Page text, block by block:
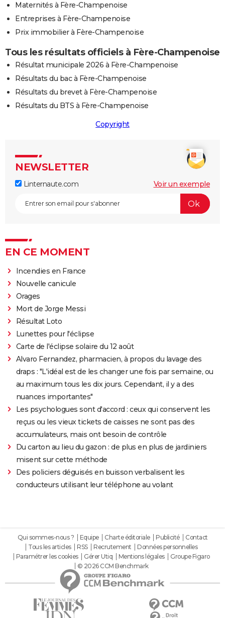
Maternités à Fère-Champenoise
Entreprises à Fère-Champenoise
Prix immobilier à Fère-Champenoise
Tous les résultats officiels à Fère-Champenoise
Résultat municipale 2026 à Fère-Champenoise
Résultats du bac à Fère-Champenoise
Résultats du brevet à Fère-Champenoise
Résultats du BTS à Fère-Champenoise
Copyright
NEWSLETTER
Linternaute.com Voir un exemple
EN CE MOMENT
Incendies en France
Nouvelle canicule
Orages
Mort de Jorge Messi
Résultat Loto
Lunettes pour l'éclipse
Carte de l'éclipse solaire du 12 août
Alvaro Fernandez, pharmacien, à propos du lavage des
draps : "L'idéal est de les changer une fois par semaine, ou
au maximum tous les dix jours. Cependant, il y a des
nuances importantes"
Les psychologues sont d'accord : ceux qui conservent les
reçus ou les vieux tickets de caisses ne sont pas des
accumulateurs, mais ont besoin de contrôle
Du carton au lieu du gazon : de plus en plus de jardiniers
misent sur cette méthode
Des policiers déguisés en buisson verbalisent les
conducteurs utilisant leur téléphone au volant
Qui sommes-nous ? Equipe Charte éditoriale Publicité
Contact
Tous les articles
RSS Recrutement
Données personnelles
Paramétrer les cookies
Gérer Utiq Mentions légales
Groupe Figaro
© 2026 CCM Benchmark